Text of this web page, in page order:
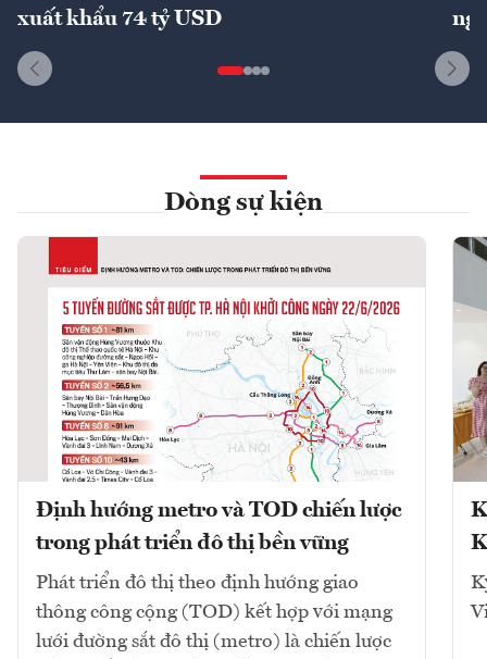
xuất khẩu 74 tỷ USD
Dòng sự kiện
Định hướng metro và TOD chiến lược
trong phát triển đô thị bền vững
Phát triển đô thị theo định hướng giao
thông công cộng (TOD) kết hợp với mạng
lưới đường sắt đô thị (metro) là chiến lược